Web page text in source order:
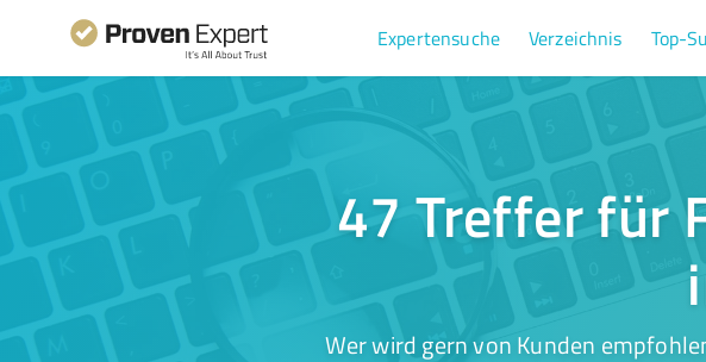
Expertensuche Verzeichnis Top-
47 Treffer für
Wer wird gern von Kunden